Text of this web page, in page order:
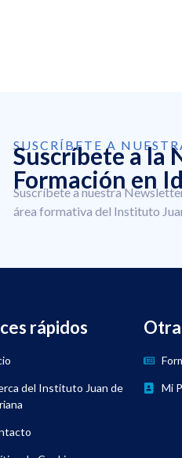
SUSCRÍBETE A
Suscríbete a la
Formación en
Suscríbete a nuestra
área formativa del Instituto
rápidos
del Instituto Juan de
Mi